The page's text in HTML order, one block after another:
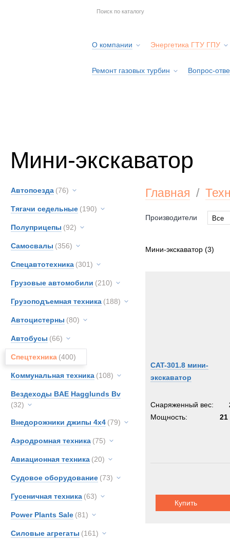
О компании Энергетика ГТУ ГПУ
Ремонт газовых турбин Вопрос-
Мини-экскаватор
Автопоезда (76)
Тягачи седельные (190)
Полуприцепы (92)
Самосвалы (356)
Спецавтотехника (301)
Грузовые автомобили (210)
Грузоподъемная техника (188)
Автоцистерны (80)
Автобусы (66)
Спецтехника (400)
Коммунальная техника (108)
Вездеходы BAE Hagglunds Bv
(32)
Внедорожники джипы 4х4 (79)
Аэродромная техника (75)
Авиационная техника (20)
Судовое оборудование (73)
Гусеничная техника (63)
Power Plants Sale (81)
Силовые агрегаты (161)
Главная /
Производители
Все
Мини-экскаватор (3)
CAT-301.8 мини-
экскаватор
Снаряженный вес:
Мощность:
21
Купить